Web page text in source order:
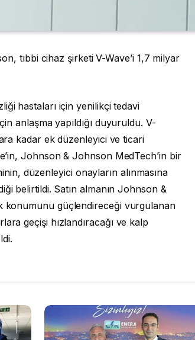
tıbbi cihaz şirketi V-Wave’i 1,7 milyar
hastaları için yenilikçi tedavi
anlaşma yapıldığı duyuruldu. V-
kadar ek düzenleyici ve ticari
Johnson & Johnson MedTech’in bir
düzenleyici onayların alınmasına
belirtildi. Satın almanın Johnson &
konumunu güçlendireceği vurgulanan
geçişi hızlandıracağı ve kalp